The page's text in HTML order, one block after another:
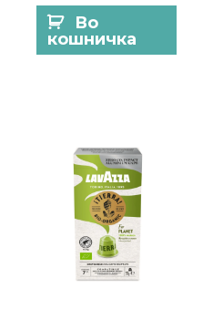
Во
кошничка